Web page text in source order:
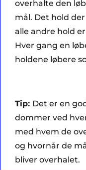
overhalte den
mål. Det hold
alle andre hold
Hver gang en
holdene løbere
Tip: Det er en
dommer ved
med hvem de
og hvornår de
bliver overhalet.